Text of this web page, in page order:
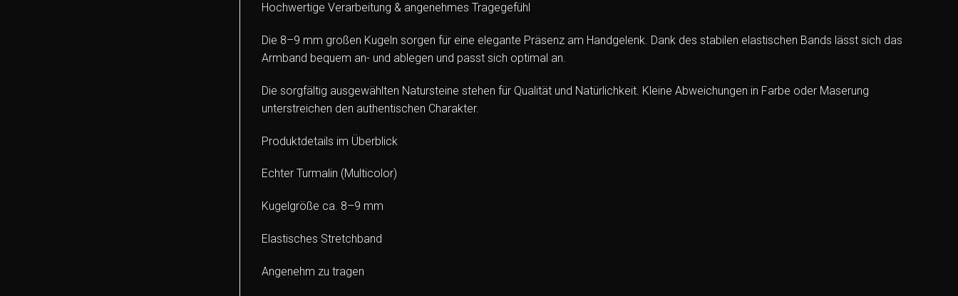
Hochwertige Verarbeitung & angenehmes Tragegefühl
Die 8–9 mm großen Kugeln sorgen für eine elegante Präsenz am Handgelenk. Dank des stabilen elastischen Bands lässt sich das
Armband bequem an- und ablegen und passt sich optimal an.
Die sorgfältig ausgewählten Natursteine stehen für Qualität und Natürlichkeit. Kleine Abweichungen in Farbe oder Maserung
unterstreichen den authentischen Charakter.
Produktdetails im Überblick
Echter Turmalin (Multicolor)
Kugelgröße ca. 8–9 mm
Elastisches Stretchband
Angenehm zu tragen